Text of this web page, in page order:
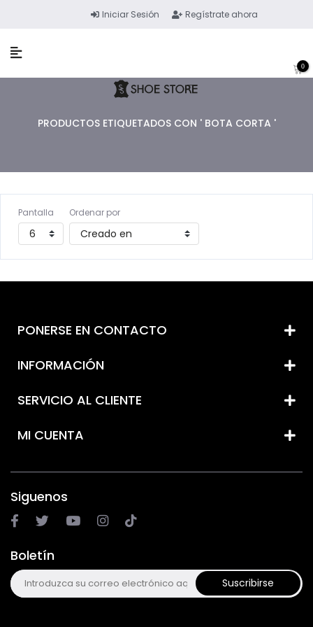
Iniciar Sesión Regístrate ahora
0
PRODUCTOS ETIQUETADOS CON ' BOTA CORTA '
Pantalla Ordenar por
PONERSE EN CONTACTO
INFORMACIÓN
SERVICIO AL CLIENTE
MI CUENTA
Siguenos
Boletín
Suscribirse